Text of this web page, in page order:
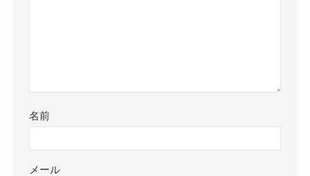
名前
メール